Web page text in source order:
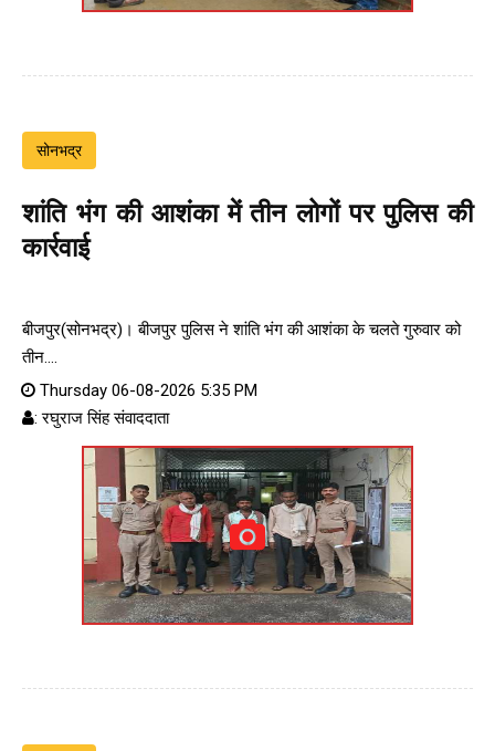
सोनभद्र
शांति भंग की आशंका में तीन लोगों पर पुलिस की
कार्रवाई
बीजपुर(सोनभद्र)। बीजपुर पुलिस ने शांति भंग की आशंका के चलते गुरुवार को
तीन....
Thursday 06-08-2026 5:35 PM
: रघुराज सिंह संवाददाता